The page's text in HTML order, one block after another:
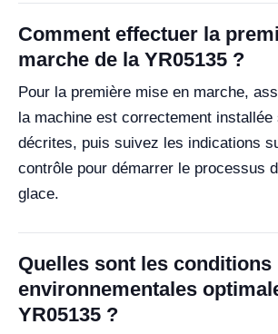
Comment effectuer la
marche de la YR05135 ?
Pour la première mise en marche,
la machine est correctement installée
décrites, puis suivez les indications
contrôle pour démarrer le processus
glace.
Quelles sont les conditions
environnementales
YR05135 ?